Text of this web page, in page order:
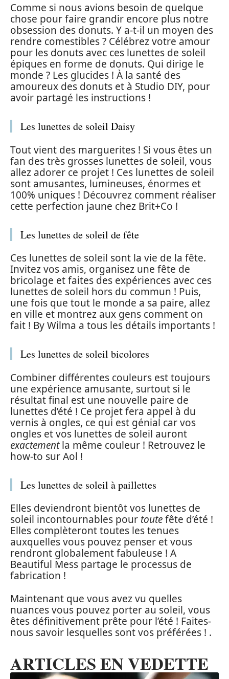
Comme si nous avions besoin de quelque
chose pour faire grandir encore plus notre
obsession des donuts. Y a-t-il un moyen des
rendre comestibles ? Célébrez votre amour
pour les donuts avec ces lunettes de soleil
épiques en forme de donuts. Qui dirige le
monde ? Les glucides ! À la santé des
amoureux des donuts et à Studio DIY, pour
avoir partagé les instructions !
Les lunettes de soleil Daisy
Tout vient des marguerites ! Si vous êtes un
fan des très grosses lunettes de soleil, vous
allez adorer ce projet ! Ces lunettes de soleil
sont amusantes, lumineuses, énormes et
100% uniques ! Découvrez comment réaliser
cette perfection jaune chez Brit+Co !
Les lunettes de soleil de fête
Ces lunettes de soleil sont la vie de la fête.
Invitez vos amis, organisez une fête de
bricolage et faites des expériences avec ces
lunettes de soleil hors du commun ! Puis,
une fois que tout le monde a sa paire, allez
en ville et montrez aux gens comment on
fait ! By Wilma a tous les détails importants !
Les lunettes de soleil bicolores
Combiner différentes couleurs est toujours
une expérience amusante, surtout si le
résultat final est une nouvelle paire de
lunettes d’été ! Ce projet fera appel à du
vernis à ongles, ce qui est génial car vos
ongles et vos lunettes de soleil auront
exactementla même couleur ! Retrouvez le
how-to sur Aol !
Les lunettes de soleil à paillettes
Elles deviendront bientôt vos lunettes de
soleil incontournables pour toutefête d’été !
Elles complèteront toutes les tenues
auxquelles vous pouvez penser et vous
rendront globalement fabuleuse ! A
Beautiful Mess partage le processus de
fabrication !
Maintenant que vous avez vu quelles
nuances vous pouvez porter au soleil, vous
êtes définitivement prête pour l’été ! Faites-
nous savoir lesquelles sont vos préférées ! .
ARTICLES EN VEDETTE